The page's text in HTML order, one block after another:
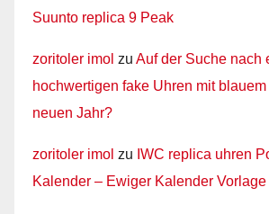
Suunto replica 9 Peak
zoritoler imol zu Auf der Suche nach
hochwertigen fake Uhren mit
neuen Jahr?
zoritoler imol zu IWC replica uhren
Kalender – Ewiger Kalender Vorlage